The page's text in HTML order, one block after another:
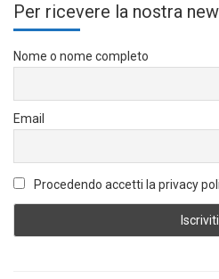
Per ricevere la nostra
Nome o nome completo
Email
Procedendo accetti la privacy